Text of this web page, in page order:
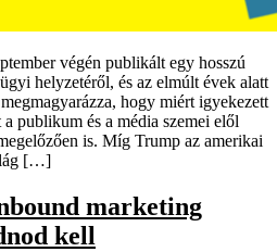
végén publikált egy hosszú
helyzetéről, és az elmúlt évek alatt
hogy miért igyekezett
publikum és a média szemei elől
is. Míg Trump az amerikai
[…]
marketing
kell